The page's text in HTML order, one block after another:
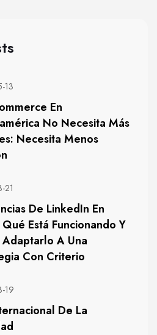
13
En
No Necesita Más
Necesita Menos
21
De LinkedIn En
Está Funcionando Y
A Una
Con Criterio
19
De La